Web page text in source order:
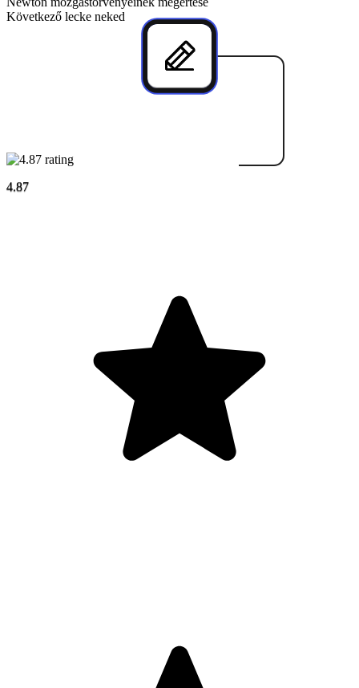
Következő lecke neked
4.87